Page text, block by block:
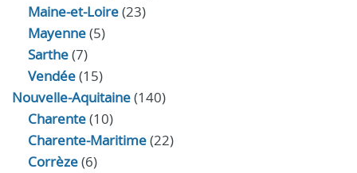
Maine-et-Loire(23)
Mayenne(5)
Sarthe(7)
Vendée(15)
Nouvelle-Aquitaine(140)
Charente(10)
Charente-Maritime(22)
Corrèze(6)